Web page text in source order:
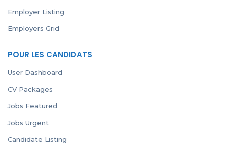
Employer Listing
Employers Grid
POUR LES CANDIDATS
User Dashboard
CV Packages
Jobs Featured
Jobs Urgent
Candidate Listing